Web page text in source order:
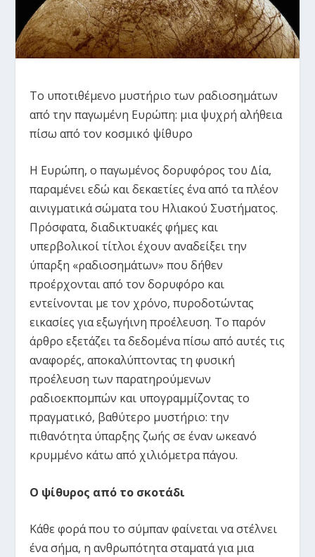
Το υποτιθέμενο μυστήριο των ραδιοσημάτων
από την παγωμένη Ευρώπη: μια ψυχρή αλήθεια
πίσω από τον κοσμικό ψίθυρο
Η Ευρώπη, ο παγωμένος δορυφόρος του Δία,
παραμένει εδώ και δεκαετίες ένα από τα πλέον
αινιγματικά σώματα του Ηλιακού Συστήματος.
Πρόσφατα, διαδικτυακές φήμες και
υπερβολικοί τίτλοι έχουν αναδείξει την
ύπαρξη «ραδιοσημάτων» που δήθεν
προέρχονται από τον δορυφόρο και
εντείνονται με τον χρόνο, πυροδοτώντας
εικασίες για εξωγήινη προέλευση. Το παρόν
άρθρο εξετάζει τα δεδομένα πίσω από αυτές τις
αναφορές, αποκαλύπτοντας τη φυσική
προέλευση των παρατηρούμενων
ραδιοεκπομπών και υπογραμμίζοντας το
πραγματικό, βαθύτερο μυστήριο: την
πιθανότητα ύπαρξης ζωής σε έναν ωκεανό
κρυμμένο κάτω από χιλιόμετρα πάγου.
Ο ψίθυρος από το σκοτάδι
Κάθε φορά που το σύμπαν φαίνεται να στέλνει
ένα σήμα, η ανθρωπότητα σταματά για μια